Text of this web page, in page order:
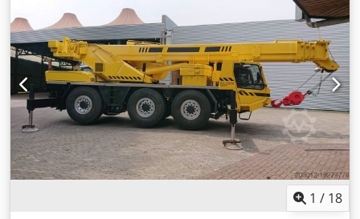
Dofx Am Rock alles trocken OW Klima UW Klima UW Bett
Reifen 85% Bremsen neu / Kupplung neu / bei uns im
Einsatz Bilder sind aus 2024 Irrtümer oder Druckfehler
nicht ausgeschlossen
1 / 18